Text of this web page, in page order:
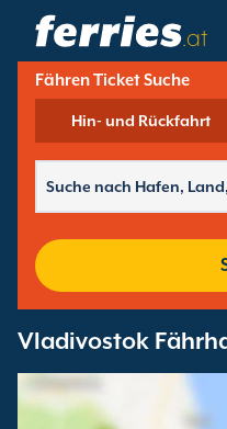
.at
Reedereien
Fährziele
Fährhäfen
Fähren Ticket Suche
Hin- und Rückfahrt
Vladivostok